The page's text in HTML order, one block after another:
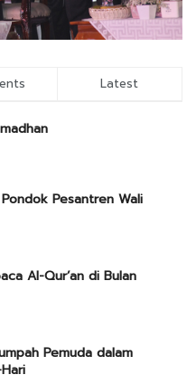
Latest
Pesantren Wali
Al-Qur’an di Bulan
Pemuda dalam